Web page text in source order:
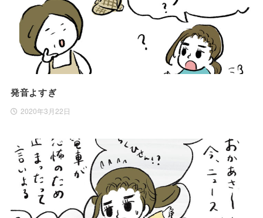
発音よすぎ
2020年3月22日